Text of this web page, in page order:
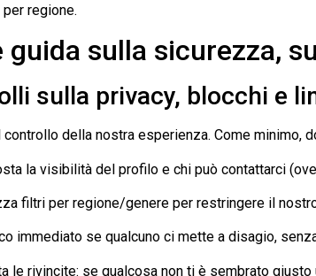
regione.
guida sulla sicurezza,
sulla privacy, blocchi e
della nostra esperienza. Come minimo,
la visibilità del profilo e chi può contattarci
filtri per regione/genere per restringere il
immediato se qualcuno ci mette a disagio,
le rivincite: se qualcosa non ti è sembrato